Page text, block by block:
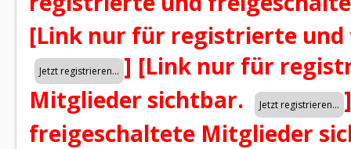
[Link nur für registrierte
] [Link nur für
Mitglieder sichtbar.
]
freigeschaltete Mitglieder